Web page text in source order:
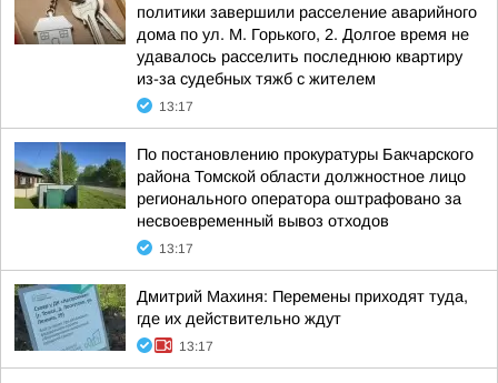
политики завершили расселение аварийного
дома по ул. М. Горького, 2. Долгое время не
удавалось расселить последнюю квартиру
из-за судебных тяжб с жителем
13:17
По постановлению прокуратуры Бакчарского
района Томской области должностное лицо
регионального оператора оштрафовано за
несвоевременный вывоз отходов
13:17
Дмитрий Махиня: Перемены приходят туда,
где их действительно ждут
13:17